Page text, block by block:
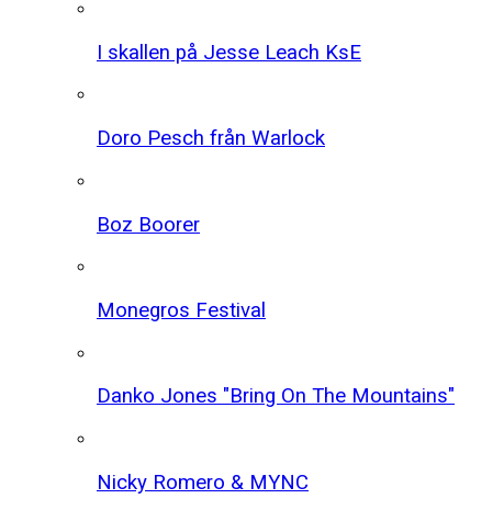
I skallen på Jesse Leach KsE
Doro Pesch från Warlock
Boz Boorer
Monegros Festival
Danko Jones "Bring On The Mountains"
Nicky Romero & MYNC